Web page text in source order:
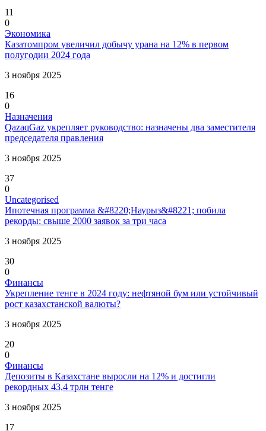
11
0
Экономика
Казатомпром увеличил добычу урана на 12% в первом
полугодии 2024 года
3 ноября 2025
16
0
Назначения
QazaqGaz укрепляет руководство: назначены два заместителя
председателя правления
3 ноября 2025
37
0
Uncategorised
Ипотечная программа &#8220;Наурыз&#8221; побила
рекорды: свыше 2000 заявок за три часа
3 ноября 2025
30
0
Финансы
Укрепление тенге в 2024 году: нефтяной бум или устойчивый
рост казахстанской валюты?
3 ноября 2025
20
0
Финансы
Депозиты в Казахстане выросли на 12% и достигли
рекордных 43,4 трлн тенге
3 ноября 2025
17